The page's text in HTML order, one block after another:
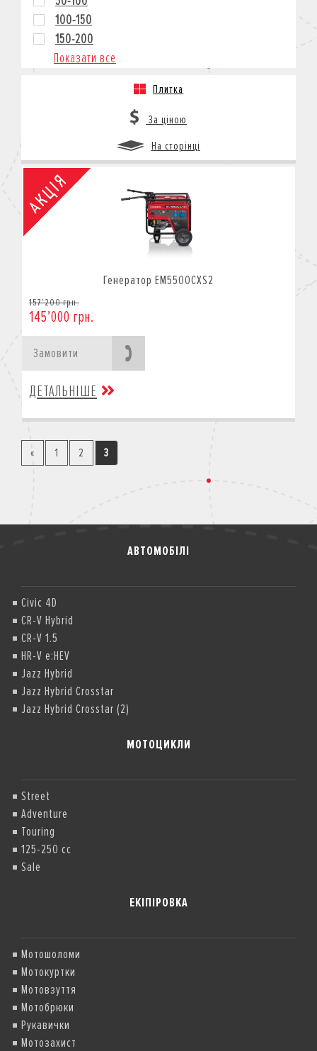
100-150
150-200
Показати все
Плитка
За ціною
На сторінці
Генератор EM5500CXS2
157’200 грн.
145’000 грн.
Замовити
ДЕТАЛЬНІШЕ
« 1 2 3
АВТОМОБІЛІ
Civic 4D
CR-V Hybrid
CR-V 1.5
HR-V e:HEV
Jazz Hybrid
Jazz Hybrid Crosstar
Jazz Hybrid Crosstar (2)
МОТОЦИКЛИ
Street
Adventure
Touring
125-250 cc
Sale
ЕКІПІРОВКА
Мотошоломи
Мотокуртки
Мотовзуття
Мотобрюки
Рукавички
Мотозахист